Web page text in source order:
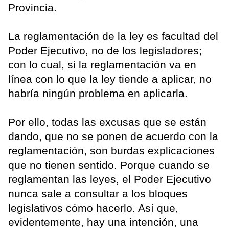
Provincia.
La reglamentación de la ley es facultad del
Poder Ejecutivo, no de los legisladores;
con lo cual, si la reglamentación va en
línea con lo que la ley tiende a aplicar, no
habría ningún problema en aplicarla.
Por ello, todas las excusas que se están
dando, que no se ponen de acuerdo con la
reglamentación, son burdas explicaciones
que no tienen sentido. Porque cuando se
reglamentan las leyes, el Poder Ejecutivo
nunca sale a consultar a los bloques
legislativos cómo hacerlo. Así que,
evidentemente, hay una intención, una